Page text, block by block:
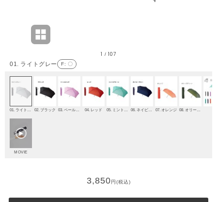
01. ライトグレー F: 〇
1 / 107
02. ブラック 04. レッド 07. オレンジ
MOVIE
3,850円(税込)